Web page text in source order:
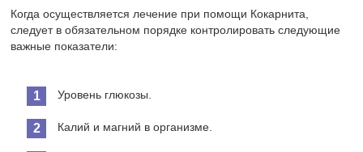
Когда осуществляется лечение при помощи Кокарнита,
следует в обязательном порядке контролировать следующие
важные показатели:
Уровень глюкозы.
Калий и магний в организме.